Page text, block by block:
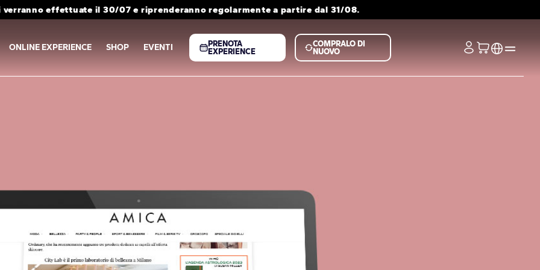
verranno effettuate il 30/07 e riprenderanno regolarmente a partire dal 31/08.
ONLINE EXPERIENCE SHOP EVENTI
PRENOTA
EXPERIENCE
COMPRALO DI
NUOVO